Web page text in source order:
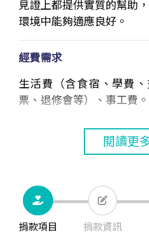
見證上都提供實質的幫助
環境中能夠適應良好。
經費需求
生活費（含食宿、學費
票、退修會等）、事工費。
閱讀更
捐款項目 捐款資訊